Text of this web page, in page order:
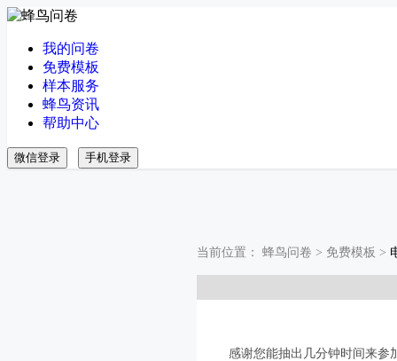
我的问卷
免费模板
样本服务
蜂鸟资讯
帮助中心
微信登录 手机登录
当前位置： 蜂鸟问卷 > 免费模板 >
感谢您能抽出几分钟时间来参